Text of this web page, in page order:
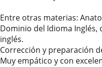
Entre otras materias:
Dominio del Idioma Inglés,
inglés.
Corrección y preparación
Muy empático y con